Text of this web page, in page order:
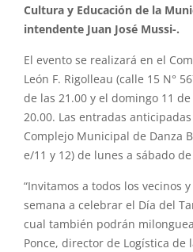
Cultura y Educación de la
intendente Juan José Mussi-.
El evento se realizará en el
León F. Rigolleau (calle 15 N°
de las 21.00 y el domingo 11
20.00. Las entradas
Complejo Municipal de Danza
e/11 y 12) de lunes a sábado
“Invitamos a todos los vecinos
semana a celebrar el Día del
cual también podrán
Ponce, director de Logística de